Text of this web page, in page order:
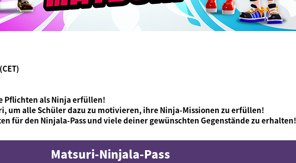
Pflichten als Ninja erfüllen!
um alle Schüler dazu zu motivieren, ihre Ninja-Missionen zu erfüllen!
für den Ninjala-Pass und viele deiner gewünschten Gegenstände zu erhalten!
Matsuri-Ninjala-Pass